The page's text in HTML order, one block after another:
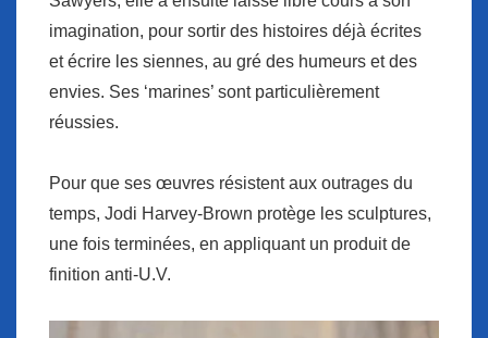
imagination, pour sortir des histoires déjà écrites
et écrire les siennes, au gré des humeurs et des
envies. Ses ‘marines’ sont particulièrement
réussies.
Pour que ses œuvres résistent aux outrages du
temps, Jodi Harvey-Brown protège les sculptures,
une fois terminées, en appliquant un produit de
finition anti-U.V.